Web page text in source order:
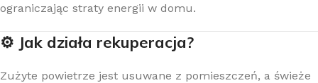
ograniczając straty energii w domu.
⚙️ Jak działa rekuperacja?
Zużyte powietrze jest usuwane z pomieszczeń, a świeże